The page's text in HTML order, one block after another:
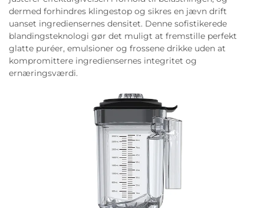
dermed forhindres klingestop og sikres en jævn drift
uanset ingrediensernes densitet. Denne sofistikerede
blandingsteknologi gør det muligt at fremstille perfekt
glatte puréer, emulsioner og frossene drikke uden at
kompromittere ingrediensernes integritet og
ernæringsværdi.